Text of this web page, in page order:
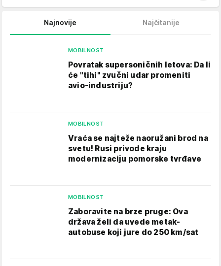
Najnovije Najčitanije
MOBILNOST
Povratak supersoničnih letova: Da li
će "tihi" zvučni udar promeniti
avio-industriju?
MOBILNOST
Vraća se najteže naoružani brod na
svetu! Rusi privode kraju
modernizaciju pomorske tvrđave
MOBILNOST
Zaboravite na brze pruge: Ova
država želi da uvede metak-
autobuse koji jure do 250 km/sat